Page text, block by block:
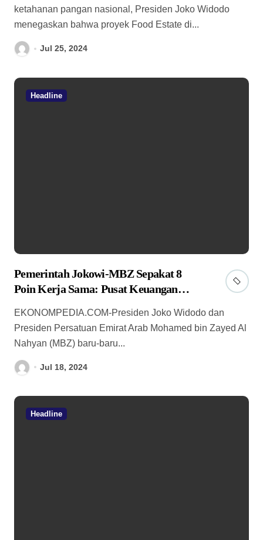
ketahanan pangan nasional, Presiden Joko Widodo
menegaskan bahwa proyek Food Estate di...
Jul 25, 2024
Headline
Pemerintah Jokowi-MBZ Sepakat 8
Poin Kerja Sama: Pusat Keuangan
EKONOMPEDIA.COM-Presiden Joko Widodo dan
Presiden Persatuan Emirat Arab Mohamed bin Zayed Al
Nahyan (MBZ) baru-baru...
Jul 18, 2024
Headline